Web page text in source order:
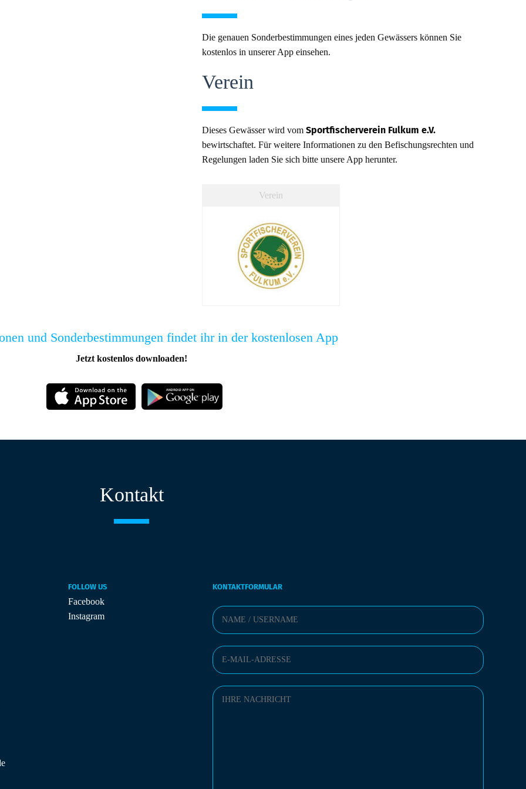
Die genauen Sonderbestimmungen eines jeden Gewässers können Sie
kostenlos in unserer App einsehen.
Verein
Dieses Gewässer wird vom Sportfischerverein Fulkum e.V.
bewirtschaftet. Für weitere Informationen zu den Befischungsrechten und
Regelungen laden Sie sich bitte unsere App herunter.
Verein
und Sonderbestimmungen findet ihr in der kostenlosen App
Jetzt kostenlos downloaden!
Kontakt
FOLLOW US
Facebook
Instagram
KONTAKTFORMULAR